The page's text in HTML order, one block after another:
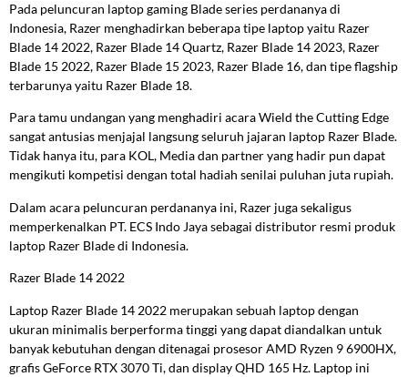
Pada peluncuran laptop gaming Blade series perdananya di
Indonesia, Razer menghadirkan beberapa tipe laptop yaitu Razer
Blade 14 2022, Razer Blade 14 Quartz, Razer Blade 14 2023, Razer
Blade 15 2022, Razer Blade 15 2023, Razer Blade 16, dan tipe flagship
terbarunya yaitu Razer Blade 18.
Para tamu undangan yang menghadiri acara Wield the Cutting Edge
sangat antusias menjajal langsung seluruh jajaran laptop Razer Blade.
Tidak hanya itu, para KOL, Media dan partner yang hadir pun dapat
mengikuti kompetisi dengan total hadiah senilai puluhan juta rupiah.
Dalam acara peluncuran perdananya ini, Razer juga sekaligus
memperkenalkan PT. ECS Indo Jaya sebagai distributor resmi produk
laptop Razer Blade di Indonesia.
Razer Blade 14 2022
Laptop Razer Blade 14 2022 merupakan sebuah laptop dengan
ukuran minimalis berperforma tinggi yang dapat diandalkan untuk
banyak kebutuhan dengan ditenagai prosesor AMD Ryzen 9 6900HX,
grafis GeForce RTX 3070 Ti, dan display QHD 165 Hz. Laptop ini